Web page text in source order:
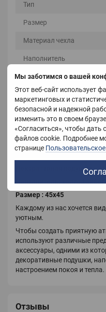
Мы заботимся о вашей
Этот веб-сайт использует
маркетинговых и
безопасной и надежной
изменить это в своем
«Согласиться», чтобы дать
файлов cookie. Подробнее
странице
Тип
Размер
Материал чехла
Наполнитель
Цвет
Вес
Страна-производитель
Описание
Декоративная подушка
Размер : 45х45
Каждому из нас хочется
уютным.
Чтобы создать приятную
используют различные
аксессуары, одними из
декоративные подушки,
настроением покоя и тепла.
Отзывы